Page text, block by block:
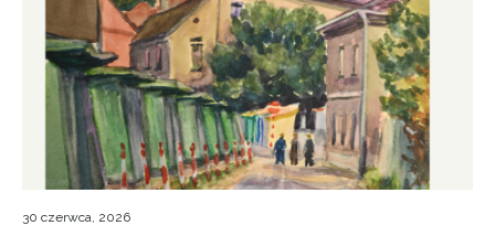
30 czerwca, 2026